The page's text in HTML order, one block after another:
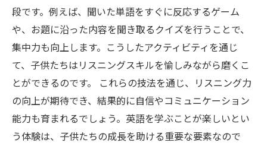
段です。例えば、聞いた単語をすぐに反応するゲーム
や、お題に沿った内容を聞き取るクイズを行うことで、
集中力も向上します。こうしたアクティビティを通じ
て、子供たちはリスニングスキルを愉しみながら磨くこ
とができるのです。 これらの技法を通じ、リスニング力
の向上が期待でき、結果的に自信やコミュニケーション
能力も育まれるでしょう。英語を学ぶことが楽しいとい
う体験は、子供たちの成長を助ける重要な要素なので